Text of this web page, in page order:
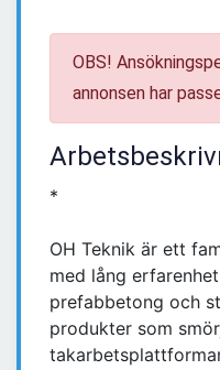
OBS!
annonsen har
*
OH Teknik är ett
med lång
prefabbetong och
produkter som